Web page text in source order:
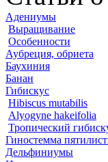
Адениумы
Выращивание
Особенности
Аубреция, обриета
Баухиния
Банан
Гибискус
Hibiscus mutabilis
Alyogyne hakeifolia
Тропический
Гиностемма
Дельфиниумы